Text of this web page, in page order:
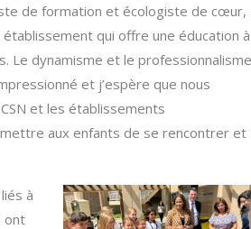
de formation et écologiste de cœur,
qui offre une éducation à
Le dynamisme et le professionnalisme
et j’espère que nous
et les établissements
aux enfants de se rencontrer et
à
ont